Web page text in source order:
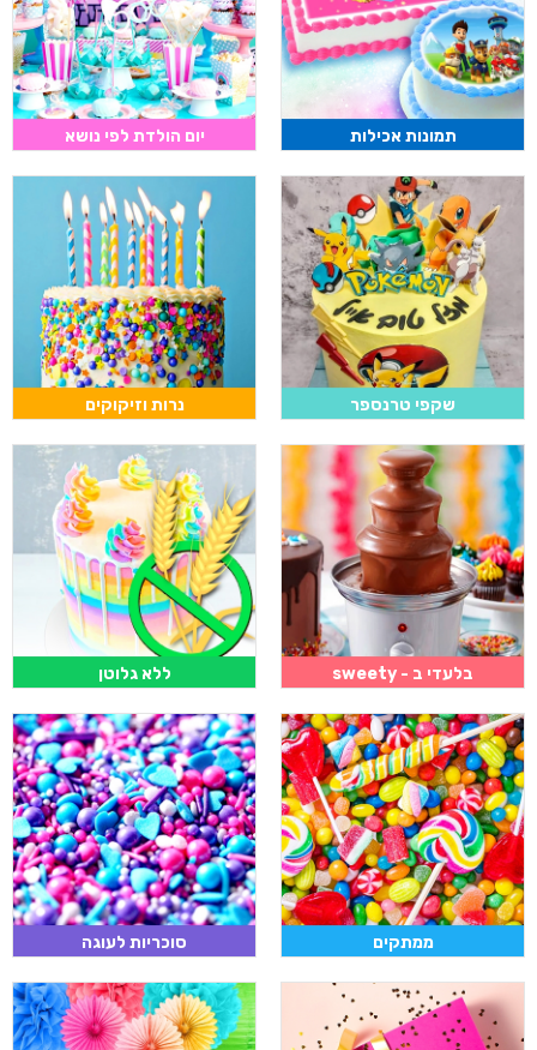
תמונות אכילות יום הולדת לפי נושא
שקפי טרנספר נרות וזיקוקים
בלעדי ב - sweety ללא גלוטן
ממתקים סוכריות לעוגה